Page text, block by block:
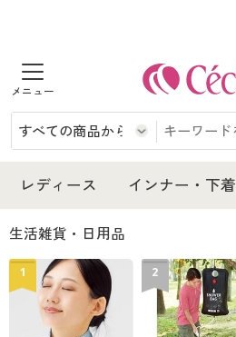
商品を探す
レディース
レディースファッション
女性下着
インナー・下着
インナー・下着通販すべて
女性下着
メンズ下着
メンズ
メンズ通販すべて
メンズファッション
家電・雑貨
家電・雑貨すべて
寝具・インテリア・家具
レディース インナー・下着
生活雑貨・日用品
1 2